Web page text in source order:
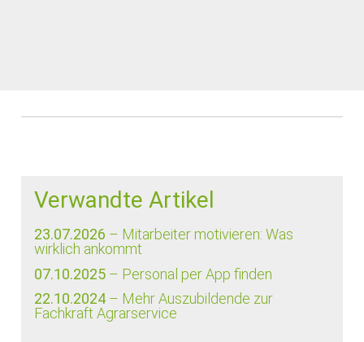
Verwandte Artikel
23.07.2026 – Mitarbeiter motivieren: Was
wirklich ankommt
07.10.2025 – Personal per App finden
22.10.2024 – Mehr Auszubildende zur
Fachkraft Agrarservice